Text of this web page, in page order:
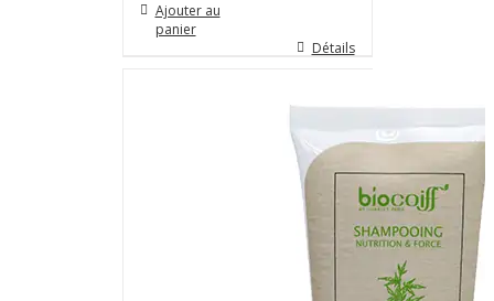
Ajouter au
panier
Détails